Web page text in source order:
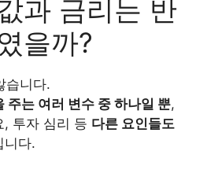
과 금리는 반
을까?
습니다.
주는 여러 변수 중 하나일 뿐,
, 투자 심리 등 다른 요인들도
니다.